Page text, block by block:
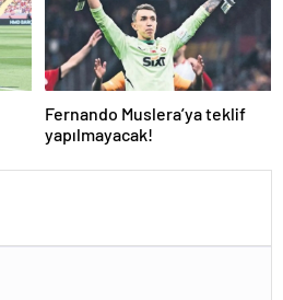
Fernando Muslera’ya teklif
yapılmayacak!